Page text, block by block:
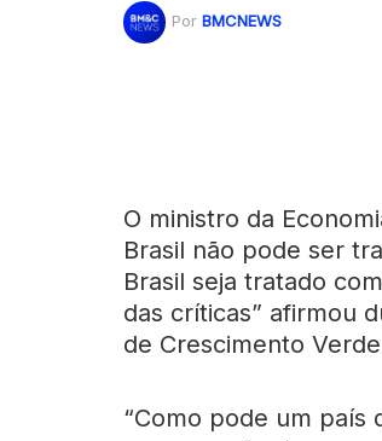
Por BMCNEWS
O ministro da
Brasil não pode ser
Brasil seja tratado
das críticas” afirmou
de Crescimento
“Como pode um país